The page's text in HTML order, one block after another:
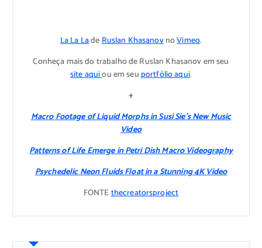
La La LadeRuslan KhasanovnoVimeo.
Conheça mais do trabalho de Ruslan Khasanov em seu
site aquiou em seu portfólio aqui.
+
Macro Footage of Liquid Morphs in Susi Sie’s New Music
Video
Patterns of Life Emerge in Petri Dish Macro Videography
Psychedelic Neon Fluids Float in a Stunning 4K Video
FONTEthecreatorsproject